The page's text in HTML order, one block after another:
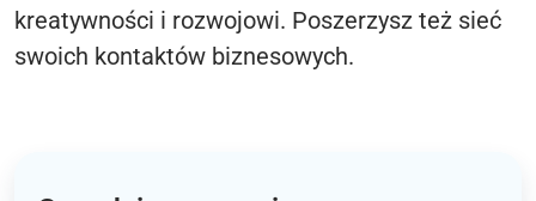
kreatywności i rozwojowi. Poszerzysz też sieć
swoich kontaktów biznesowych.